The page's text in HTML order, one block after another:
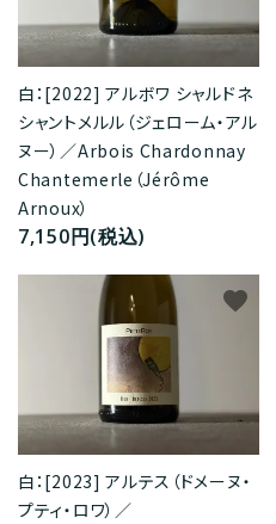
白：[2022] アルボワ シャルドネ
シャントメルル（ジェローム・アル
ヌー）／Arbois Chardonnay
Chantemerle（Jérôme
Arnoux）
7,150円(税込)
白：[2023] アルテス（ドメーヌ・
プティ・ロワ）／
favorite